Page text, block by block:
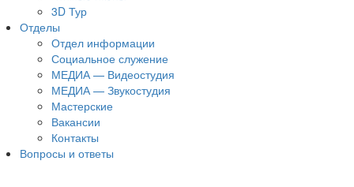
3D Тур
Отделы
Отдел информации
Социальное служение
МЕДИА — Видеостудия
МЕДИА — Звукостудия
Мастерские
Вакансии
Контакты
Вопросы и ответы